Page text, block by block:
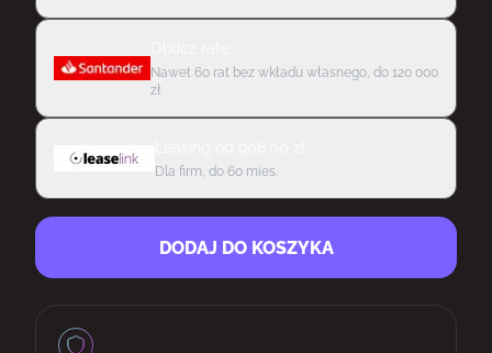
Nawet 60 rat bez wkładu własnego, do 120 000
zł
Dla firm, do 60 mies.
DODAJ DO KOSZYKA